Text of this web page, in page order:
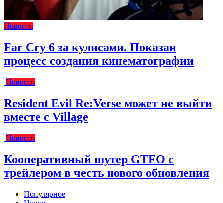
Новости
Far Cry 6 за кулисами. Показан
процесс создания кинематографии
Новости
Resident Evil Re:Verse может не выйти
вместе с Village
Новости
Кооперативный шутер GTFO с
трейлером в честь нового обновления
Популярное